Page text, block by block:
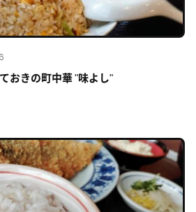
おきの町中華 "味よし"